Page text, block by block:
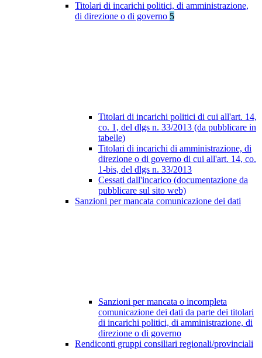
Titolari di incarichi politici, di amministrazione,
di direzione o di governo 5
Titolari di incarichi politici di cui all'art. 14,
co. 1, del dlgs n. 33/2013 (da pubblicare in
tabelle)
Titolari di incarichi di amministrazione, di
direzione o di governo di cui all'art. 14, co.
1-bis, del dlgs n. 33/2013
Cessati dall'incarico (documentazione da
pubblicare sul sito web)
Sanzioni per mancata comunicazione dei dati
Sanzioni per mancata o incompleta
comunicazione dei dati da parte dei titolari
di incarichi politici, di amministrazione, di
direzione o di governo
Rendiconti gruppi consiliari regionali/provinciali